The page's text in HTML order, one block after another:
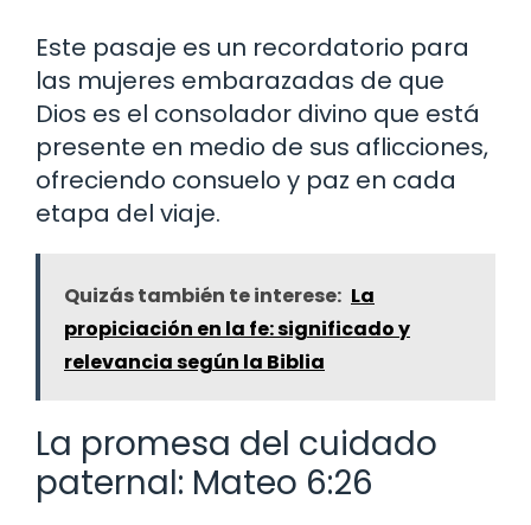
Este pasaje es un recordatorio para
las mujeres embarazadas de que
Dios es el consolador divino que está
presente en medio de sus aflicciones,
ofreciendo consuelo y paz en cada
etapa del viaje.
Quizás también te interese: La
propiciación en la fe: significado y
relevancia según la Biblia
La promesa del cuidado
paternal: Mateo 6:26